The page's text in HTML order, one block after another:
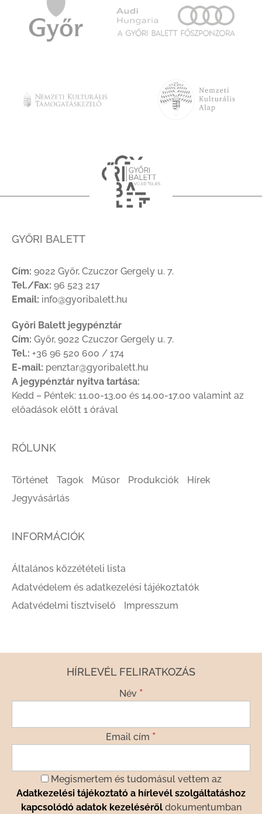
GYŐRI BALETT
Cím: 9022 Győr, Czuczor Gergely u. 7.
Tel./Fax: 96 523 217
Email: info@gyoribalett.hu
Győri Balett jegypénztár
Cím: Győr, 9022 Czuczor Gergely u. 7.
Tel.: +36 96 520 600 / 174
E-mail: penztar@gyoribalett.hu
A jegypénztár nyitva tartása:
Kedd – Péntek: 11.00-13.00 és 14.00-17.00 valamint az
előadások előtt 1 órával
RÓLUNK
Történet Tagok Műsor Produkciók
Hírek
Jegyvásárlás
INFORMÁCIÓK
Általános közzétételi lista
Adatvédelem és adatkezelési tájékoztatók
Adatvédelmi tisztviselő
Impresszum
HÍRLEVÉL FELIRATKOZÁS
Név *
Email cím *
Megismertem és tudomásul vettem az
Adatkezelési tájékoztató a hírlevél szolgáltatáshoz
kapcsolódó adatok kezelésérőldokumentumban